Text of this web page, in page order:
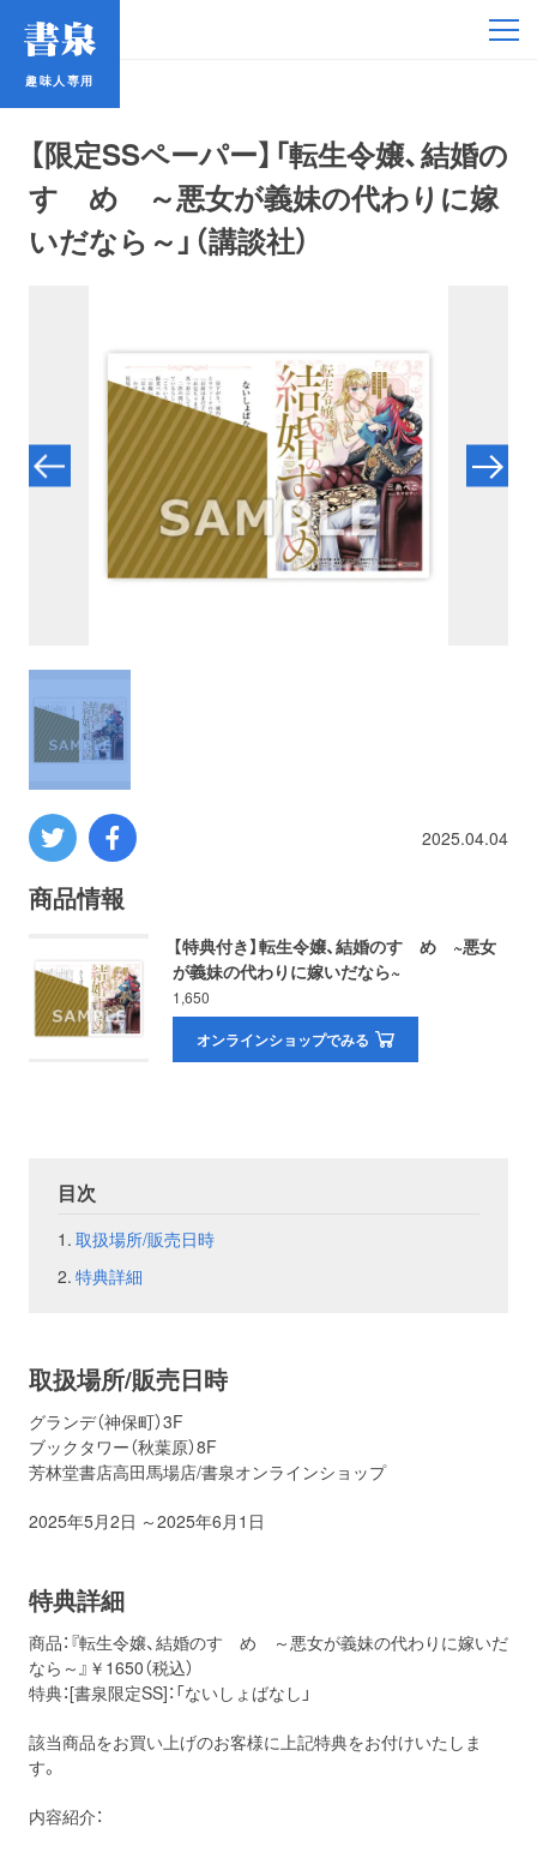
趣味人専用
【限定SSペーパー】「転生令嬢、結婚の
すゝめ ～悪女が義妹の代わりに嫁
いだなら～」（講談社）
2025.04.04
商品情報
【特典付き】転生令嬢、結婚のすゝめ ~悪女
が義妹の代わりに嫁いだなら~
1,650
オンラインショップでみる
目次
取扱場所/販売日時
特典詳細
取扱場所/販売日時
グランデ（神保町）3F
ブックタワー（秋葉原）8F
芳林堂書店高田馬場店/書泉オンラインショップ
2025年5月2日 ～2025年6月1日
特典詳細
商品：『転生令嬢、結婚のすゝめ ～悪女が義妹の代わりに嫁いだ
なら～』￥1650（税込）
特典：[書泉限定SS]：「ないしょばなし」
該当商品をお買い上げのお客様に上記特典をお付けいたしま
す。
内容紹介：
趣味人専用
鉄道・バス
コミック・ラノベ
占い
プロレス
コンピューター
その他
特典
フェア
プライバシーポリシー